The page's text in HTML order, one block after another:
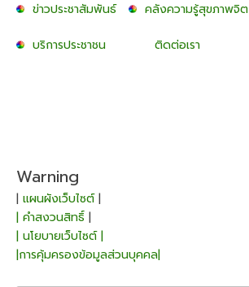
ข่าวประชาสัมพันธ์ คลังความรู้สุขภาพจิต
บริการประชาชน ติดต่อเรา
Warning
| แผนผังเว็บไซต์|
| คำสงวนสิทธิ์ |
| นโยบายเว็บไซต์ |
|การคุ้มครองข้อมูลส่วนบุคคล|